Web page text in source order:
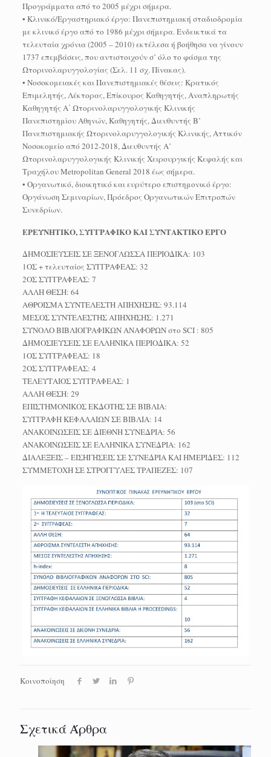
Προγράμματα από το 2005 μέχρι σήμερα.
• Κλινικό/Εργαστηριακό έργο: Πανεπιστημιακή σταδιοδρομία
με κλινικό έργο από το 1986 μέχρι σήμερα. Ενδεικτικά τα
τελευταία χρόνια (2005 – 2010) εκτέλεσα ή βοήθησα να γίνουν
1737 επεμβάσεις, που αντιστοιχούν σ’ όλο το φάσμα της
Ωτορινολαρυγγολογίας (Σελ. 11 σχ. Πίνακας).
• Νοσοκομειακές και Πανεπιστημιακές θέσεις: Κρατικός
Επιμελητής, Λέκτορας, Επίκουρος Καθηγητής, Αναπληρωτής
Καθηγητής Α΄ Ωτορινολαρυγγολογικής Κλινικής
Πανεπιστημίου Αθηνών, Καθηγητής, Διευθυντής Β’
Πανεπιστημιακής Ωτορινολαρυγγολογικής Κλινικής, Αττικόν
Νοσοκομείο από 2012-2018, Διευθυντής Α’
Ωτορινολαρυγγολογικής Κλινικής Χειρουργικής Κεφαλής και
Τραχήλου Metropolitan General 2018 έως σήμερα.
• Οργανωτικό, διοικητικό και ευρύτερο επιστημονικό έργο:
Οργάνωση Σεμιναρίων, Πρόεδρος Οργανωτικών Επιτροπών
Συνεδρίων.
ΕΡΕΥΝΗΤΙΚΟ, ΣΥΓΓΡΑΦΙΚΟ ΚΑΙ ΣΥΝΤΑΚΤΙΚΟ ΕΡΓΟ
ΔΗΜΟΣΙΕΥΣΕΙΣ ΣΕ ΞΕΝΟΓΛΩΣΣΑ ΠΕΡΙΟΔΙΚΑ: 103
1ΟΣ + τελευταίος ΣΥΓΓΡΑΦΕΑΣ: 32
2ΟΣ ΣΥΓΓΡΑΦΕΑΣ: 7
ΑΛΛΗ ΘΕΣΗ: 64
ΑΘΡΟΙΣΜΑ ΣΥΝΤΕΛΕΣΤΗ ΑΠΗΧΗΣΗΣ: 93.114
ΜΕΣΟΣ ΣΥΝΤΕΛΕΣΤΗΣ ΑΠΗΧΗΣΗΣ: 1.271
ΣΥΝΟΛΟ ΒΙΒΛΙΟΓΡΑΦΙΚΩΝ ΑΝΑΦΟΡΩΝ στο SCI : 805
ΔΗΜΟΣΙΕΥΣΕΙΣ ΣΕ ΕΛΛΗΝΙΚΑ ΠΕΡΙΟΔΙΚΑ: 52
1ΟΣ ΣΥΓΓΡΑΦΕΑΣ: 18
2ΟΣ ΣΥΓΓΡΑΦΕΑΣ: 4
ΤΕΛΕΥΤΑΙΟΣ ΣΥΓΓΡΑΦΕΑΣ: 1
ΑΛΛΗ ΘΕΣΗ: 29
ΕΠΙΣΤΗΜΟΝΙΚΟΣ ΕΚΔΟΤΗΣ ΣΕ ΒΙΒΛΙΑ:
ΣΥΓΓΡΑΦΗ ΚΕΦΑΛΑΙΩΝ ΣΕ ΒΙΒΛΙΑ: 14
ΑΝΑΚΟΙΝΩΣΕΙΣ ΣΕ ΔΙΕΘΝΗ ΣΥΝΕΔΡΙΑ: 56
ΑΝΑΚΟΙΝΩΣΕΙΣ ΣΕ ΕΛΛΗΝΙΚΑ ΣΥΝΕΔΡΙΑ: 162
ΔΙΑΛΕΞΕΙΣ – ΕΙΣΗΓΗΣΕΙΣ ΣΕ ΣΥΝΕΔΡΙΑ ΚΑΙ ΗΜΕΡΙΔΕΣ: 112
ΣΥΜΜΕΤΟΧΗ ΣΕ ΣΤΡΟΓΓΥΛΕΣ ΤΡΑΠΕΖΕΣ: 107
Κοινοποίηση
Σχετικά Άρθρα